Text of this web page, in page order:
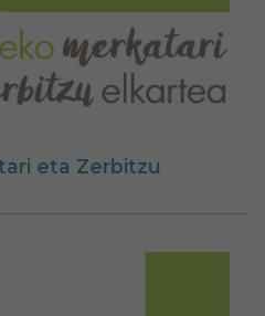
eta Zerbitzu